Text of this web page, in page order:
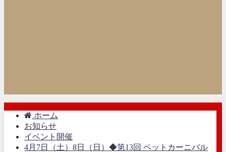
ホーム
お知らせ
イベント開催
4月7日（土）8日（日）◆第13回 ペットカーニバル